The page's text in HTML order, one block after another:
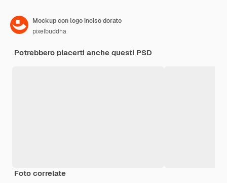
Mockup con logo inciso dorato
pixelbuddha
Potrebbero piacerti anche questi PSD
Foto correlate